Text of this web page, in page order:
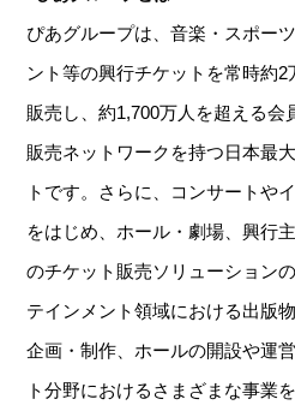
ぴあグループは、音楽・スポー
ント等の興行チケットを常時約
販売し、約1,700万人を超える会
販売ネットワークを持つ日本最
トです。さらに、コンサートや
をはじめ、ホール・劇場、興行
のチケット販売ソリューション
テインメント領域における出版
企画・制作、ホールの開設や運
ト分野におけるさまざまな事業